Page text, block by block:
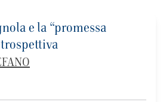
e la “promessa